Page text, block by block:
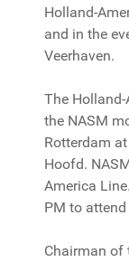
Holland-
and in the
Veerhaven.
The
the NASM
Rotterdam
Hoofd.
America
PM to
Chairman of